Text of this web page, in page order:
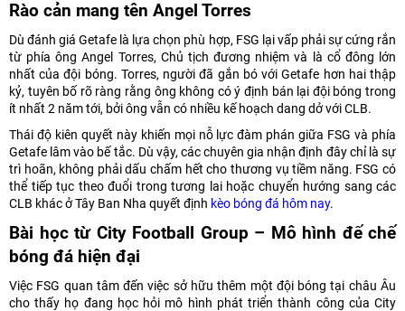
Rào cản mang tên Angel Torres
Dù đánh giá Getafe là lựa chọn phù hợp, FSG lại vấp phải sự cứng rắn
từ phía ông Angel Torres, Chủ tịch đương nhiệm và là cổ đông lớn
nhất của đội bóng. Torres, người đã gắn bó với Getafe hơn hai thập
kỷ, tuyên bố rõ ràng rằng ông không có ý định bán lại đội bóng trong
ít nhất 2 năm tới, bởi ông vẫn có nhiều kế hoạch dang dở với CLB.
Thái độ kiên quyết này khiến mọi nỗ lực đàm phán giữa FSG và phía
Getafe lâm vào bế tắc. Dù vậy, các chuyên gia nhận định đây chỉ là sự
trì hoãn, không phải dấu chấm hết cho thương vụ tiềm năng. FSG có
thể tiếp tục theo đuổi trong tương lai hoặc chuyển hướng sang các
CLB khác ở Tây Ban Nha quyết định kèo bóng đá hôm nay.
Bài học từ City Football Group – Mô hình đế chế
bóng đá hiện đại
Việc FSG quan tâm đến việc sở hữu thêm một đội bóng tại châu Âu
cho thấy họ đang học hỏi mô hình phát triển thành công của City